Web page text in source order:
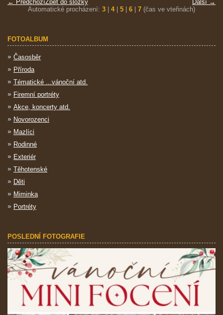
← Předchozí Další →
Zpět do složky
Automatické procházení: 3 4| 5 6 7 (čas ve vteřinách)
FOTOALBUM
Časosběr
Příroda
Tématické ...vánoční atd.
Firemní portréty
Akce, koncerty atd.
Novorozenci
Mazlíci
Rodinné
Exteriér
Těhotenské
Děti
Miminka
Portréty
POSLEDNÍ FOTOGRAFIE